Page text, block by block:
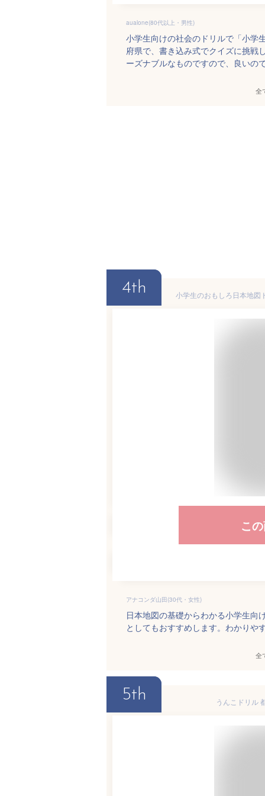
aualone(80代以上・男性)
小学生向けの社会のドリルで「小学
府県で、書き込み式でクイズに挑戦
ーズナブルなものですので、良いの
全
4th 小学生のおもしろ日本地図
こ
アナコンダ山田(30代・女性)
日本地図の基礎からわかる小学生向
としてもおすすめします。わかりや
全
5th うんこドリル